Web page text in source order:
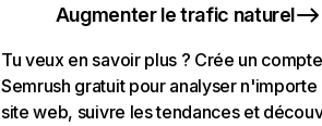
Augmenter le trafic naturel
Tu veux en savoir plus ? Crée un compte
Semrush gratuit pour analyser n'importe
site web, suivre les tendances et